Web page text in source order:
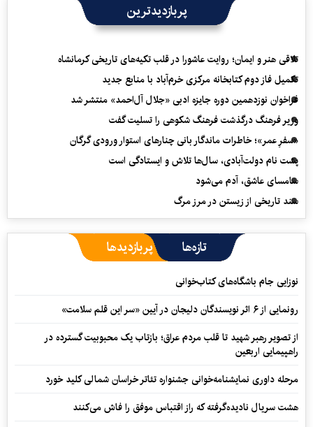
پربازدیدترین
تلاقی هنر و ایمان؛ روایت عاشورا در قلب تکیه‌های تاریخی کرمانشاه
تکمیل فاز دوم کتابخانه مرکزی خرم‌آباد با منابع جدید
فراخوان نوزدهمین دوره جایزه ادبی «جلال آل‌احمد» منتشر شد
وزیر فرهنگ درگذشت فرهنگ شکوهی را تسلیت گفت
«سفرِ عمر»؛ خاطرات ماندگار بانی چنارهای استوار ورودی گرگان
پشت نام دولت‌آبادی، سال‌ها تلاش و ایستادگی است
سامسای عاشق، آدم می‌شود
سند تاریخی از زیستن در مرز مرگ
تازه‌ها پربازدیدها
نوزایی جام باشگاه‌های کتاب‌خوانی
رونمایی از ۶ اثر نویسندگان دلیجان در آیین «سر این قلم سلامت»
از تصویر رهبر شهید تا قلب مردم عراق؛ بازتاب یک محبوبیت گسترده در
راهپیمایی اربعین
مرحله داوری نمایشنامه‌خوانی جشنواره تئاتر خراسان شمالی کلید خورد
هشت سریال نادیده‌گرفته که راز اقتباس موفق را فاش می‌کنند